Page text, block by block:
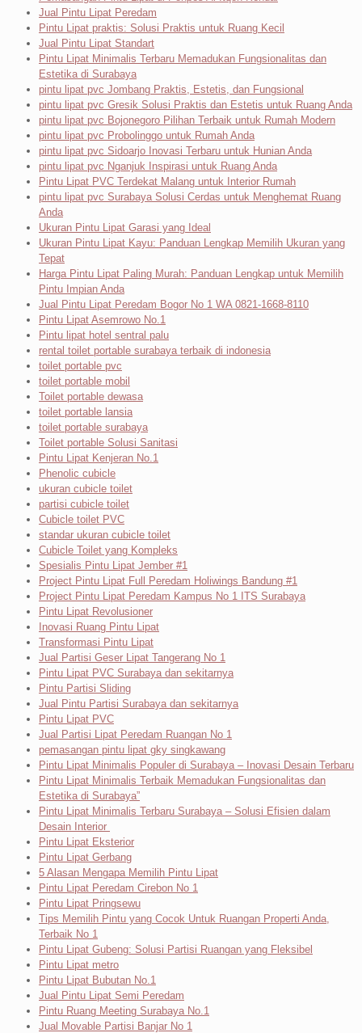
Jual Pintu Lipat Peredam
Pintu Lipat praktis: Solusi Praktis untuk Ruang Kecil
Jual Pintu Lipat Standart
Pintu Lipat Minimalis Terbaru Memadukan Fungsionalitas dan
Estetika di Surabaya
pintu lipat pvc Jombang Praktis, Estetis, dan Fungsional
pintu lipat pvc Gresik Solusi Praktis dan Estetis untuk Ruang Anda
pintu lipat pvc Bojonegoro Pilihan Terbaik untuk Rumah Modern
pintu lipat pvc Probolinggo untuk Rumah Anda
pintu lipat pvc Sidoarjo Inovasi Terbaru untuk Hunian Anda
pintu lipat pvc Nganjuk Inspirasi untuk Ruang Anda
Pintu Lipat PVC Terdekat Malang untuk Interior Rumah
pintu lipat pvc Surabaya Solusi Cerdas untuk Menghemat Ruang
Anda
Ukuran Pintu Lipat Garasi yang Ideal
Ukuran Pintu Lipat Kayu: Panduan Lengkap Memilih Ukuran yang
Tepat
Harga Pintu Lipat Paling Murah: Panduan Lengkap untuk Memilih
Pintu Impian Anda
Jual Pintu Lipat Peredam Bogor No 1 WA 0821-1668-8110
Pintu Lipat Asemrowo No.1
Pintu lipat hotel sentral palu
rental toilet portable surabaya terbaik di indonesia
toilet portable pvc
toilet portable mobil
Toilet portable dewasa
toilet portable lansia
toilet portable surabaya
Toilet portable Solusi Sanitasi
Pintu Lipat Kenjeran No.1
Phenolic cubicle
ukuran cubicle toilet
partisi cubicle toilet
Cubicle toilet PVC
standar ukuran cubicle toilet
Cubicle Toilet yang Kompleks
Spesialis Pintu Lipat Jember #1
Project Pintu Lipat Full Peredam Holiwings Bandung #1
Project Pintu Lipat Peredam Kampus No 1 ITS Surabaya
Pintu Lipat Revolusioner
Inovasi Ruang Pintu Lipat
Transformasi Pintu Lipat
Jual Partisi Geser Lipat Tangerang No 1
Pintu Lipat PVC Surabaya dan sekitarnya
Pintu Partisi Sliding
Jual Pintu Partisi Surabaya dan sekitarnya
Pintu Lipat PVC
Jual Partisi Lipat Peredam Ruangan No 1
pemasangan pintu lipat gky singkawang
Pintu Lipat Minimalis Populer di Surabaya – Inovasi Desain Terbaru
Pintu Lipat Minimalis Terbaik Memadukan Fungsionalitas dan
Estetika di Surabaya”
Pintu Lipat Minimalis Terbaru Surabaya – Solusi Efisien dalam
Desain Interior
Pintu Lipat Eksterior
Pintu Lipat Gerbang
5 Alasan Mengapa Memilih Pintu Lipat
Pintu Lipat Peredam Cirebon No 1
Pintu Lipat Pringsewu
Tips Memilih Pintu yang Cocok Untuk Ruangan Properti Anda,
Terbaik No 1
Pintu Lipat Gubeng: Solusi Partisi Ruangan yang Fleksibel
Pintu Lipat metro
Pintu Lipat Bubutan No.1
Jual Pintu Lipat Semi Peredam
Pintu Ruang Meeting Surabaya No.1
Jual Movable Partisi Banjar No 1